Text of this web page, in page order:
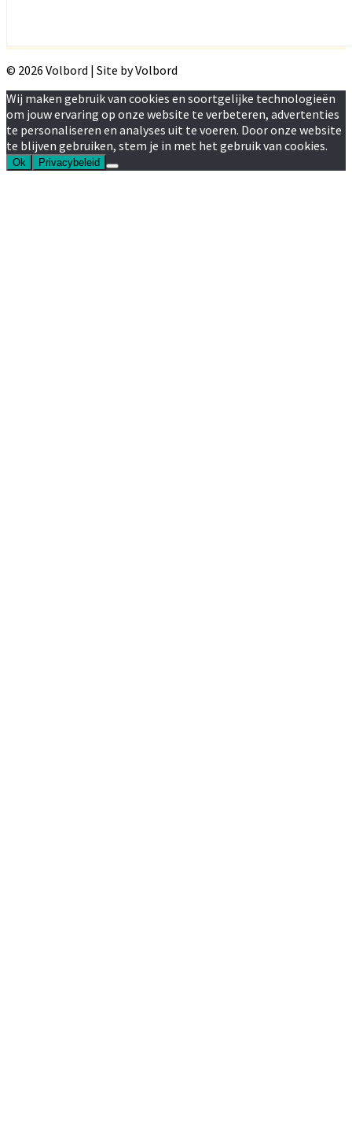
© 2026 Volbord | Site by Volbord
Wij maken gebruik van cookies en soortgelijke technologieën
om jouw ervaring op onze website te verbeteren, advertenties
te personaliseren en analyses uit te voeren. Door onze website
te blijven gebruiken, stem je in met het gebruik van cookies.
Ok Privacybeleid